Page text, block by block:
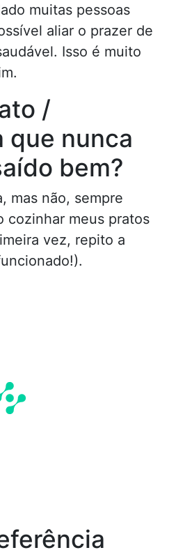
muitas pessoas
aliar o prazer de
Isso é muito
/
que nunca
bem?
mas não, sempre
cozinhar meus pratos
vez, repito a